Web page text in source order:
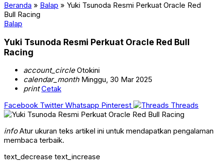
Beranda » Balap » Yuki Tsunoda Resmi Perkuat Oracle Red
Bull Racing
Balap
Yuki Tsunoda Resmi Perkuat Oracle Red Bull
Racing
account_circleOtokini
calendar_monthMinggu, 30 Mar 2025
print Cetak
Facebook Twitter Whatsapp Pinterest Threads
infoAtur ukuran teks artikel ini untuk mendapatkan pengalaman
membaca terbaik.
text_decrease text_increase